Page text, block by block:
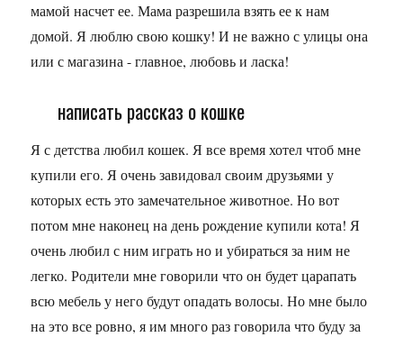
мамой насчет ее. Мама разрешила взять ее к нам
домой. Я люблю свою кошку! И не важно с улицы она
или с магазина - главное, любовь и ласка!
написать рассказ о кошке
Я с детства любил кошек. Я все время хотел чтоб мне
купили его. Я очень завидовал своим друзьями у
которых есть это замечательное животное. Но вот
потом мне наконец на день рождение купили кота! Я
очень любил с ним играть но и убираться за ним не
легко. Родители мне говорили что он будет царапать
всю мебель у него будут опадать волосы. Но мне было
на это все ровно, я им много раз говорила что буду за